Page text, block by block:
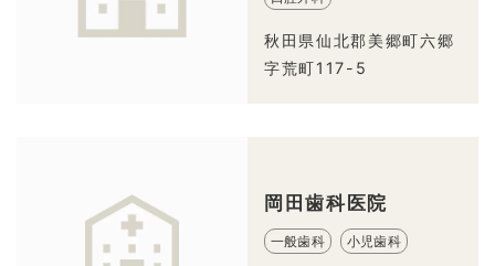
秋田県仙北郡美郷町六郷
字荒町117-5
岡田歯科医院
一般歯科 小児歯科